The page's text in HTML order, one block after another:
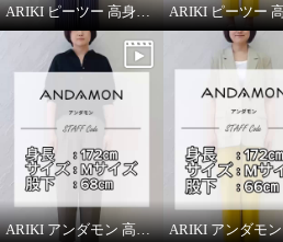
ARIKI ピーツー 高身長スタッフがはいてみました！
ARIKI アンダモン 高身長スタッフがはいてみました！